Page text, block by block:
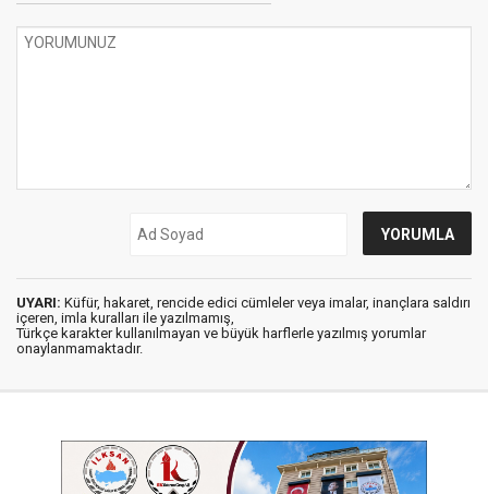
UYARI: Küfür, hakaret, rencide edici cümleler veya imalar, inançlara saldırı
içeren, imla kuralları ile yazılmamış,
Türkçe karakter kullanılmayan ve büyük harflerle yazılmış yorumlar
onaylanmamaktadır.